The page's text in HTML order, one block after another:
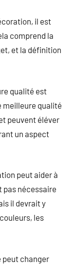
il est
comprend la
et la définition
qualité est
meilleure qualité
peuvent éléver
un aspect
peut aider à
pas nécessaire
il devrait y
les
peut changer